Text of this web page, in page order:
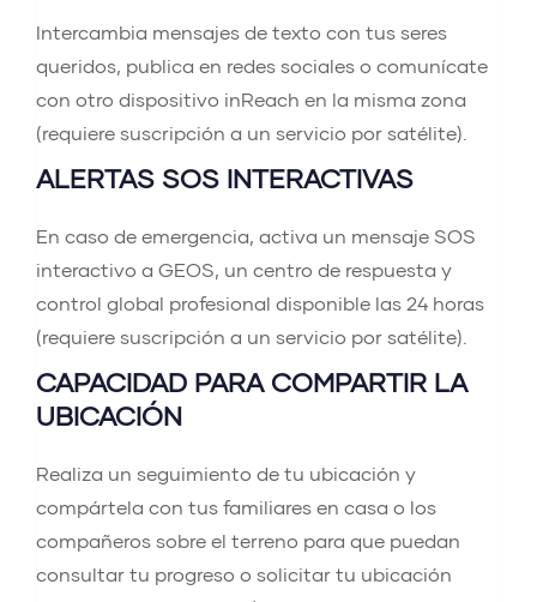
Intercambia mensajes de texto con tus seres
queridos, publica en redes sociales o comunícate
con otro dispositivo inReach en la misma zona
(requiere suscripción a un servicio por satélite).
ALERTAS SOS INTERACTIVAS
En caso de emergencia, activa un mensaje SOS
interactivo a GEOS, un centro de respuesta y
control global profesional disponible las 24 horas
(requiere suscripción a un servicio por satélite).
CAPACIDAD PARA COMPARTIR LA
UBICACIÓN
Realiza un seguimiento de tu ubicación y
compártela con tus familiares en casa o los
compañeros sobre el terreno para que puedan
consultar tu progreso o solicitar tu ubicación